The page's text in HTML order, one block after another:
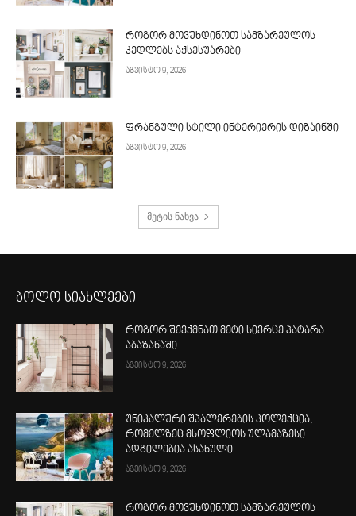
როგორ მოვუხდინოთ სამზარეულოს
კედლებს აქსესუარები
აგვისტო 9, 2026
ფრანგული სტილი ინტერიერის დიზაინში
აგვისტო 9, 2026
მეტის ნახვა
ბოლო სიახლეები
როგორ შევქმნათ მეტი სივრცე პატარა
აბაზანაში
აგვისტო 9, 2026
უნიკალური შპალერების კოლექცია,
რომელზეც მსოფლიოს ულამაზესი
ადგილებია ასახული…
აგვისტო 9, 2026
როგორ მოვუხდინოთ სამზარეულოს